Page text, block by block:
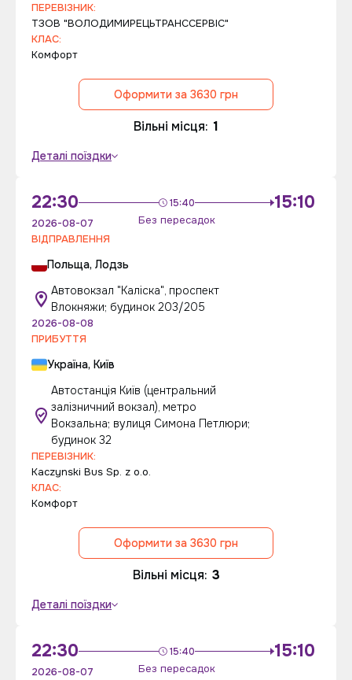
ПЕРЕВІЗНИК:
ТЗОВ "ВОЛОДИМИРЕЦЬТРАНССЕРВІС"
КЛАС:
Комфорт
Оформити за 3630 грн
Вільні місця: 1
Деталі поїздки
22:30 15:40
Без пересадок
15:10
2026-08-07
ВІДПРАВЛЕННЯ
Польща, Лодзь
Автовокзал "Каліска", проспект
Влокняжи; будинок 203/205
2026-08-08
ПРИБУТТЯ
Україна, Київ
Автостанція Київ (центральний
залізничний вокзал), метро
Вокзальна; вулиця Симона Петлюри;
будинок 32
ПЕРЕВІЗНИК:
Kaczynski Bus Sp. z o.o.
КЛАС:
Комфорт
Оформити за 3630 грн
Вільні місця: 3
Деталі поїздки
22:30 15:40
Без пересадок
15:10
2026-08-07